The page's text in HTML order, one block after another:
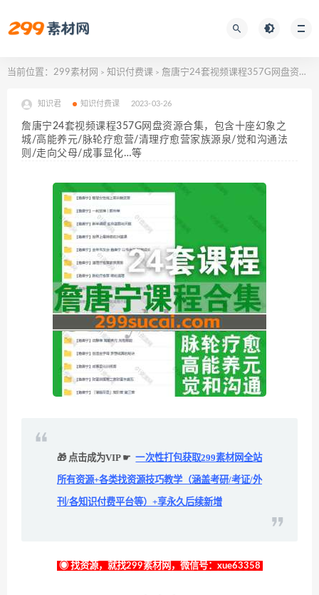
当前位置： 299素材网 > 知识付费课 > 詹唐宁24套视频课程357G网盘资源合集，包含十座幻象之城/高能养元/脉轮疗愈营/清理疗愈营家族源泉/觉和沟通法则/走向父母/成事显化…等
知识君 知识付费课 2023-03-26
詹唐宁24套视频课程357G网盘资源合集，包含十座幻象之
城/高能养元/脉轮疗愈营/清理疗愈营家族源泉/觉和沟通法
则/走向父母/成事显化…等
🎁 点击成为VIP ☛ 一次性打包获取299素材网全站
所有资源+各类找资源技巧教学（涵盖考研/考证/外
刊/各知识付费平台等）+享永久后续新增
◉ 找资源，就找299素材网，微信号：xue63358